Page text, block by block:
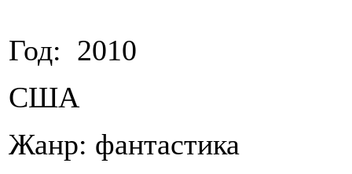
Год: 2010
США
Жанр: фантастика